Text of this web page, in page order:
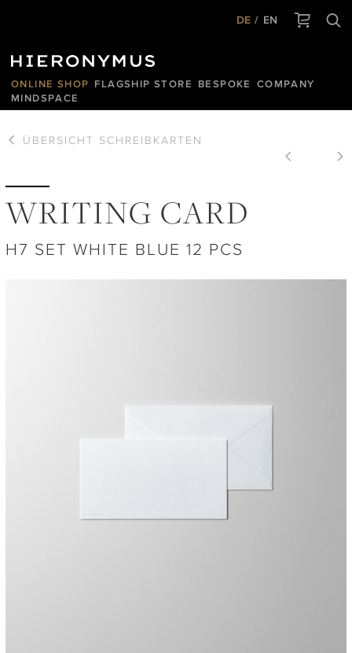
DE EN
ONLINE SHOP FLAGSHIP STORE BESPOKE
COMPANY
MINDSPACE
ÜBERSICHT SCHREIBKARTEN
WRITING CARD
H7 SET WHITE BLUE 12 PCS